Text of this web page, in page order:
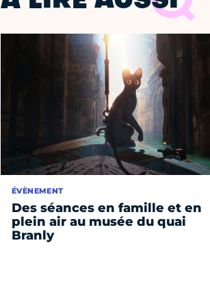
ÉVÈNEMENT
Des séances en famille et en
plein air au musée du quai
Branly